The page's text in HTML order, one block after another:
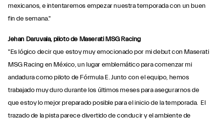
mexicanos, e intentaremos empezar nuestra temporada con un buen
fin de semana."
Jehan Daruvala, piloto de Maserati MSG Racing
"Es lógico decir que estoy muy emocionado por mi debut con Maserati
MSG Racing en México, un lugar emblemático para comenzar mi
andadura como piloto de Fórmula E. Junto con el equipo, hemos
trabajado muy duro durante los últimos meses para asegurarnos de
que estoy lo mejor preparado posible para el inicio de la temporada. El
trazado de la pista parece divertido de conducir y el ambiente de